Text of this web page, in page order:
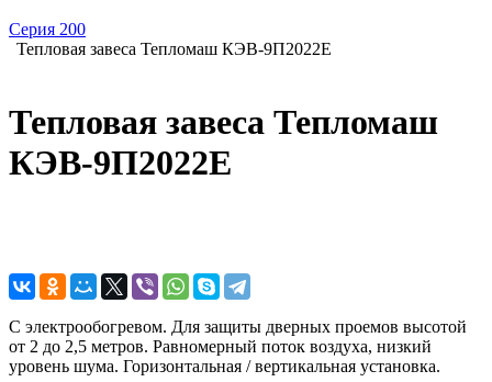
Серия 200
Тепловая завеса Тепломаш КЭВ-9П2022E
Тепловая завеса Тепломаш
КЭВ-9П2022E
С электрообогревом. Для защиты дверных проемов высотой
от 2 до 2,5 метров. Равномерный поток воздуха, низкий
уровень шума. Горизонтальная / вертикальная установка.